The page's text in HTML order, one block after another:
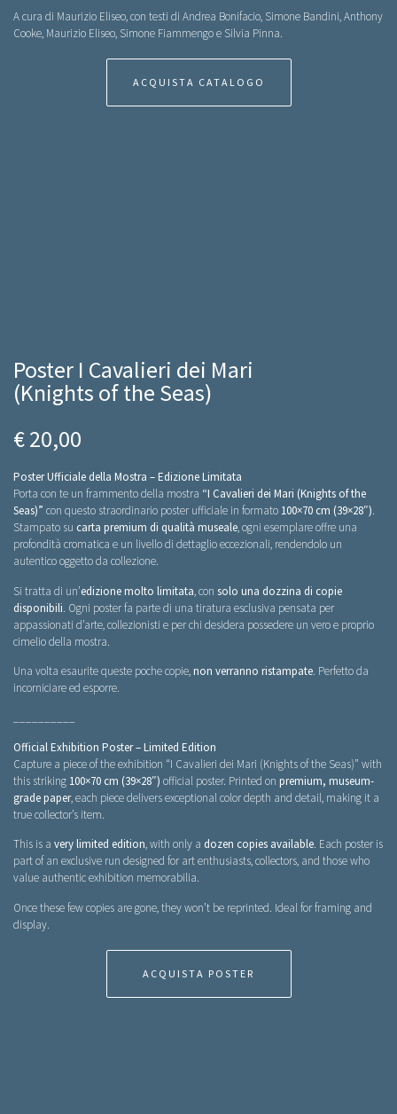
A cura di Maurizio Eliseo, con testi di Andrea Bonifacio, Simone Bandini, Anthony
Cooke, Maurizio Eliseo, Simone Fiammengo e Silvia Pinna.
ACQUISTA CATALOGO
Poster I Cavalieri dei Mari
(Knights of the Seas)
€ 20,00
Poster Ufficiale della Mostra – Edizione Limitata
Porta con te un frammento della mostra “I Cavalieri dei Mari (Knights of the
Seas)” con questo straordinario poster ufficiale in formato 100×70 cm (39×28″).
Stampato su carta premium di qualità museale, ogni esemplare offre una
profondità cromatica e un livello di dettaglio eccezionali, rendendolo un
autentico oggetto da collezione.
Si tratta di un’edizione molto limitata, con solo una dozzina di copie
disponibili. Ogni poster fa parte di una tiratura esclusiva pensata per
appassionati d’arte, collezionisti e per chi desidera possedere un vero e proprio
cimelio della mostra.
Una volta esaurite queste poche copie,non verranno ristampate. Perfetto da
incorniciare ed esporre.
Official Exhibition Poster – Limited Edition
Capture a piece of the exhibition “I Cavalieri dei Mari (Knights of the Seas)” with
this striking 100×70 cm (39×28″) official poster. Printed on premium, museum-
grade paper, each piece delivers exceptional color depth and detail, making it a
true collector’s item.
This is a very limited edition, with only a dozen copies available. Each poster is
part of an exclusive run designed for art enthusiasts, collectors, and those who
value authentic exhibition memorabilia.
Once these few copies are gone, they won’t be reprinted. Ideal for framing and
display.
ACQUISTA POSTER